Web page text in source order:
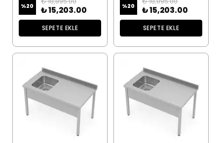
%20 ₺ 15,203.00
SEPETE EKLE
%20 ₺ 15,203.00
SEPETE EKLE